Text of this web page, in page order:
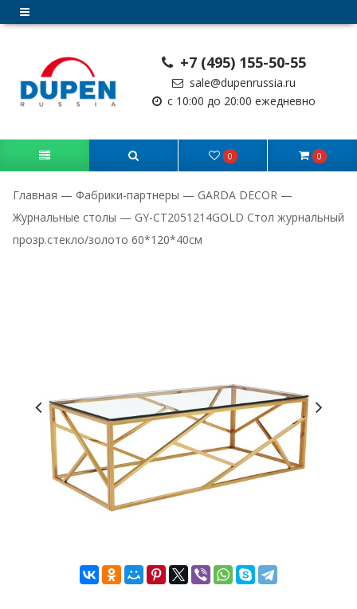
+7 (495) 155-50-55
sale@dupenrussia.ru
с 10:00 до 20:00 ежедневно
0 0
Главная — Фабрики-партнеры — GARDA DECOR —
Журнальные столы — GY-CT2051214GOLD Стол журнальный
прозр.стекло/золото 60*120*40см